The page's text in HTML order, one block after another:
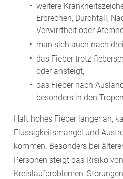
weitere
Erbrechen, Durchfall,
Verwirrtheit oder
man sich auch nach
das Fieber trotz
oder ansteigt,
das Fieber nach
besonders in den
Hält hohes Fieber länger an,
Flüssigkeitsmangel und
kommen. Besonders bei
Personen steigt das Risiko
Kreislaufproblemen,